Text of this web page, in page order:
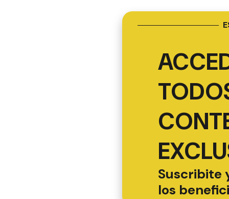
Suscribite
los